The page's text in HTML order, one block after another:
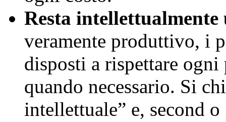
Resta intellettualmente
veramente produttivo, i
disposti a rispettare
quando necessario. Si
intellettuale” e, second